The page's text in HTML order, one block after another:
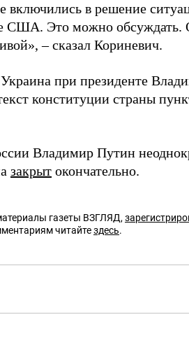
включились в решение
США. Это можно обсуждать.
– сказал Кориневич.
при президенте
конституции страны
Владимир Путин
закрыт окончательно.
газеты ВЗГЛЯД,
читайтездесь.